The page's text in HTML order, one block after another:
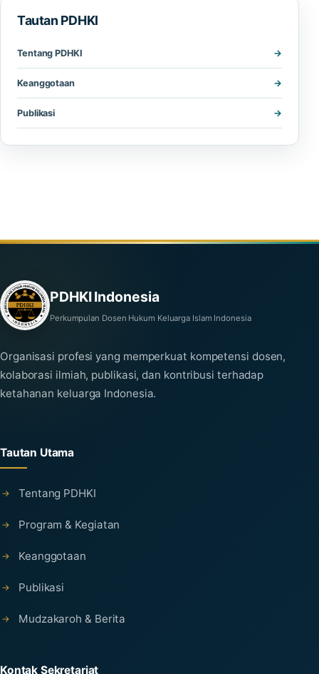
Tautan PDHKI
Tentang PDHKI
Keanggotaan
Publikasi
PDHKI Indonesia
Perkumpulan Dosen Hukum Keluarga Islam Indonesia
Organisasi profesi yang memperkuat kompetensi dosen,
kolaborasi ilmiah, publikasi, dan kontribusi terhadap
ketahanan keluarga Indonesia.
Tautan Utama
Tentang PDHKI
Program & Kegiatan
Keanggotaan
Publikasi
Mudzakaroh & Berita
Kontak Sekretariat